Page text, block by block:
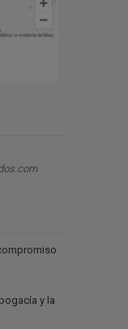
y la